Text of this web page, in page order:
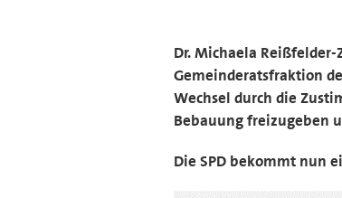
Dr. Michaela
Gemeinderatsfraktion
Wechsel durch die
Bebauung freizugeben
Die SPD bekommt nun